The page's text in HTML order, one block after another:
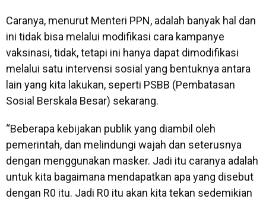
Caranya, menurut Menteri PPN, adalah banyak hal dan
ini tidak bisa melalui modifikasi cara kampanye
vaksinasi, tidak, tetapi ini hanya dapat dimodifikasi
melalui satu intervensi sosial yang bentuknya antara
lain yang kita lakukan, seperti PSBB (Pembatasan
Sosial Berskala Besar) sekarang.
“Beberapa kebijakan publik yang diambil oleh
pemerintah, dan melindungi wajah dan seterusnya
dengan menggunakan masker. Jadi itu caranya adalah
untuk kita bagaimana mendapatkan apa yang disebut
dengan R0 itu. Jadi R0 itu akan kita tekan sedemikian